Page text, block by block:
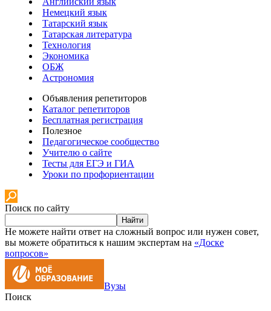
Немецкий язык
Татарский язык
Татарская литература
Технология
Экономика
ОБЖ
Астрономия
Объявления репетиторов
Каталог репетиторов
Бесплатная регистрация
Полезное
Педагогическое сообщество
Учителю о сайте
Тесты для ЕГЭ и ГИА
Уроки по профориентации
Поиск по сайту
Найти
Не можете найти ответ на сложный вопрос или нужен совет,
вы можете обратиться к нашим экспертам на «Доске
вопросов»
Вузы
Поиск